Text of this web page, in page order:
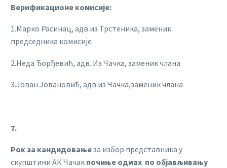
Верификационе комисије:
1.Марко Расинац, адв.из Трстеника, заменик
председника комисије
2.Неда Ђорђевић, адв. Из Чачка, заменик члана
3.Јован Јовановић, адв.из Чачка,заменик члана
7.
Рок за кандидовањеза избор представника у
скупштини АК Чачак почиње одмах по објављивању